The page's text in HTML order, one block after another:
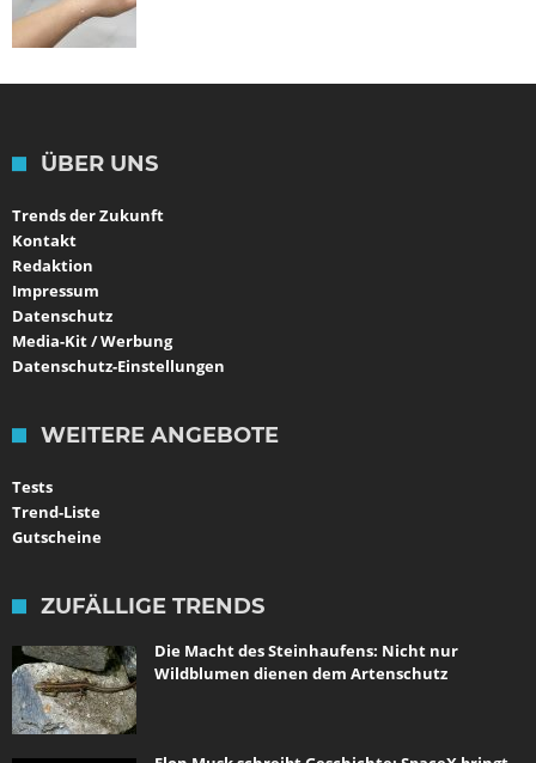
ÜBER UNS
Trends der Zukunft
Kontakt
Redaktion
Impressum
Datenschutz
Media-Kit / Werbung
Datenschutz-Einstellungen
WEITERE ANGEBOTE
Tests
Trend-Liste
Gutscheine
ZUFÄLLIGE TRENDS
Die Macht des Steinhaufens: Nicht nur
Wildblumen dienen dem Artenschutz